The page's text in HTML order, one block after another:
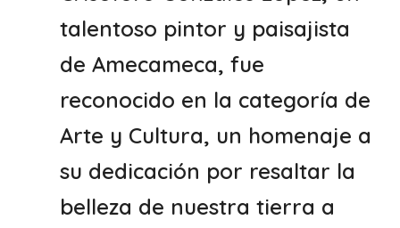
talentoso pintor y paisajista
de Amecameca, fue
reconocido en la categoría de
Arte y Cultura, un homenaje a
su dedicación por resaltar la
belleza de nuestra tierra a